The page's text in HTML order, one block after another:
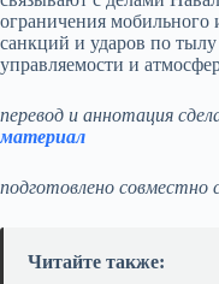
ограничения мобильного
санкций и ударов по
управляемости и
перевод и аннотация
материал
подготовлено совместно
Читайте также: